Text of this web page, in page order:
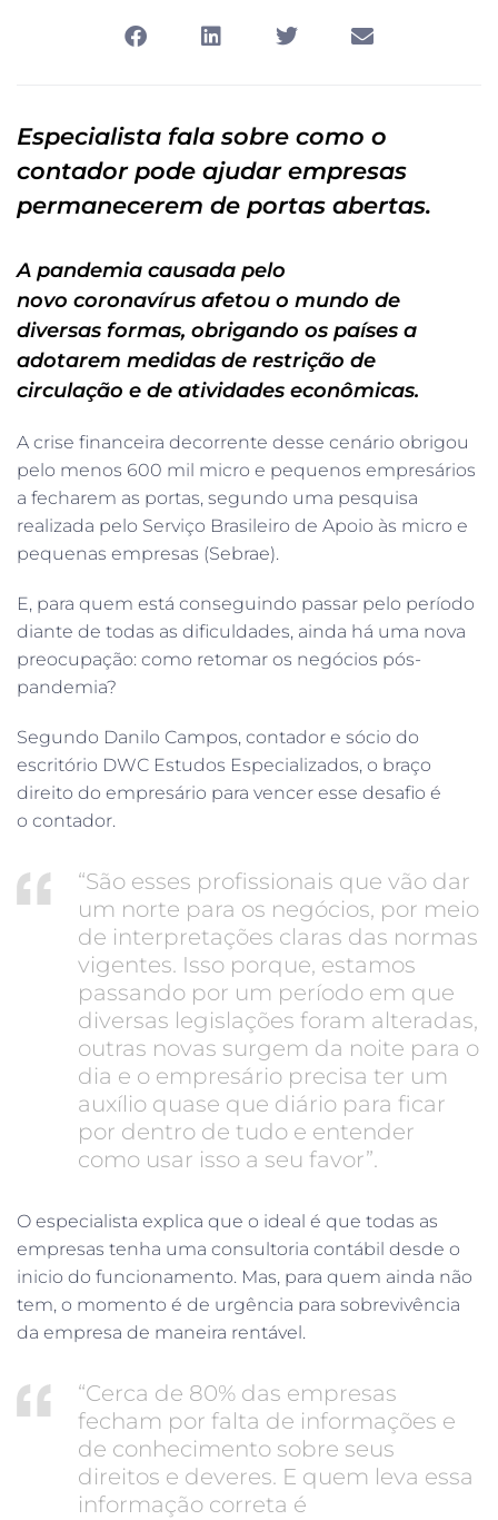
Especialista fala sobre como o
contador pode ajudar empresas
permanecerem de portas abertas.
A pandemia causada pelo
novo coronavírus afetou o mundo de
diversas formas, obrigando os países a
adotarem medidas de restrição de
circulação e de atividades econômicas.
A crise financeira decorrente desse cenário obrigou
pelo menos 600 mil micro e pequenos empresários
a fecharem as portas, segundo uma pesquisa
realizada pelo Serviço Brasileiro de Apoio às micro e
pequenas empresas (Sebrae).
E, para quem está conseguindo passar pelo período
diante de todas as dificuldades, ainda há uma nova
preocupação: como retomar os negócios pós-
pandemia?
Segundo Danilo Campos, contador e sócio do
escritório DWC Estudos Especializados, o braço
direito do empresário para vencer esse desafio é
o contador.
“São esses profissionais que vão dar
um norte para os negócios, por meio
de interpretações claras das normas
vigentes. Isso porque, estamos
passando por um período em que
diversas legislações foram alteradas,
outras novas surgem da noite para o
dia e o empresário precisa ter um
auxílio quase que diário para ficar
por dentro de tudo e entender
como usar isso a seu favor”.
O especialista explica que o ideal é que todas as
empresas tenha uma consultoria contábil desde o
inicio do funcionamento. Mas, para quem ainda não
tem, o momento é de urgência para sobrevivência
da empresa de maneira rentável.
“Cerca de 80% das empresas
fecham por falta de informações e
de conhecimento sobre seus
direitos e deveres. E quem leva essa
informação correta é